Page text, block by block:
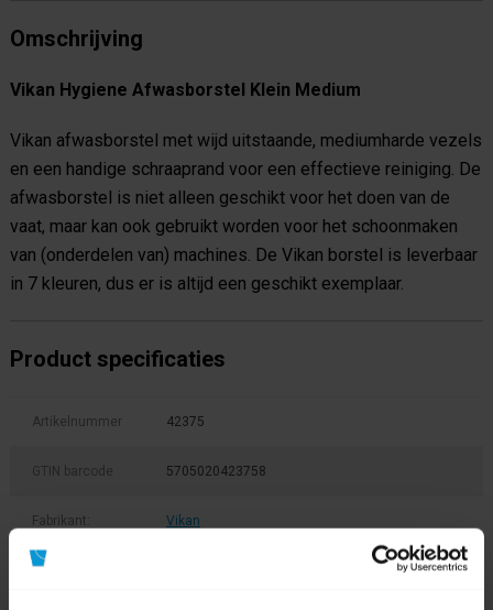
Omschrijving
Vikan Hygiene Afwasborstel Klein Medium
Vikan afwasborstel met wijd uitstaande, mediumharde vezels
en een handige schraaprand voor een effectieve reiniging. De
afwasborstel is niet alleen geschikt voor het doen van de
vaat, maar kan ook gebruikt worden voor het schoonmaken
van (onderdelen van) machines. De Vikan borstel is leverbaar
in 7 kleuren, dus er is altijd een geschikt exemplaar.
Product specificaties
Artikelnummer 42375
GTIN barcode 5705020423758
Fabrikant: Vikan
Soort